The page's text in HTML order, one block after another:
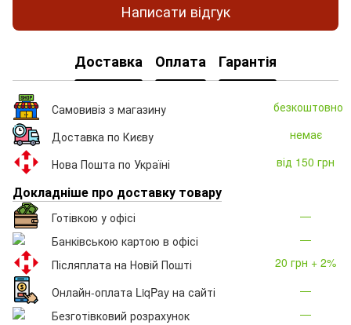
Написати відгук
Доставка Оплата Гарантія
Самовивіз з магазину
безкоштовно
Доставка по Києву
немає
Нова Пошта по Україні
від 150 грн
Докладніше про доставку товару
Готівкою у офісі
—
Банківською картою в офісі
—
Післяплата на Новій Пошті
20 грн + 2%
Онлайн-оплата LiqPay на сайті
—
Безготівковий розрахунок
—